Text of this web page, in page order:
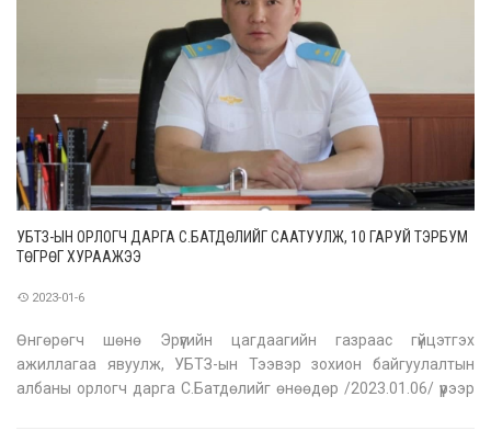
УБТЗ-ЫН ОРЛОГЧ ДАРГА С.БАТДӨЛИЙГ СААТУУЛЖ, 10 ГАРУЙ ТЭРБУМ
ТӨГРӨГ ХУРААЖЭЭ
2023-01-6
Өнгөрөгч шөнө Эрүүгийн цагдаагийн газраас гүйцэтгэх
ажиллагаа явуулж, УБТЗ-ын Тээвэр зохион байгуулалтын
албаны орлогч дарга С.Батдөлийг өнөөдөр /2023.01.06/ үүрээр